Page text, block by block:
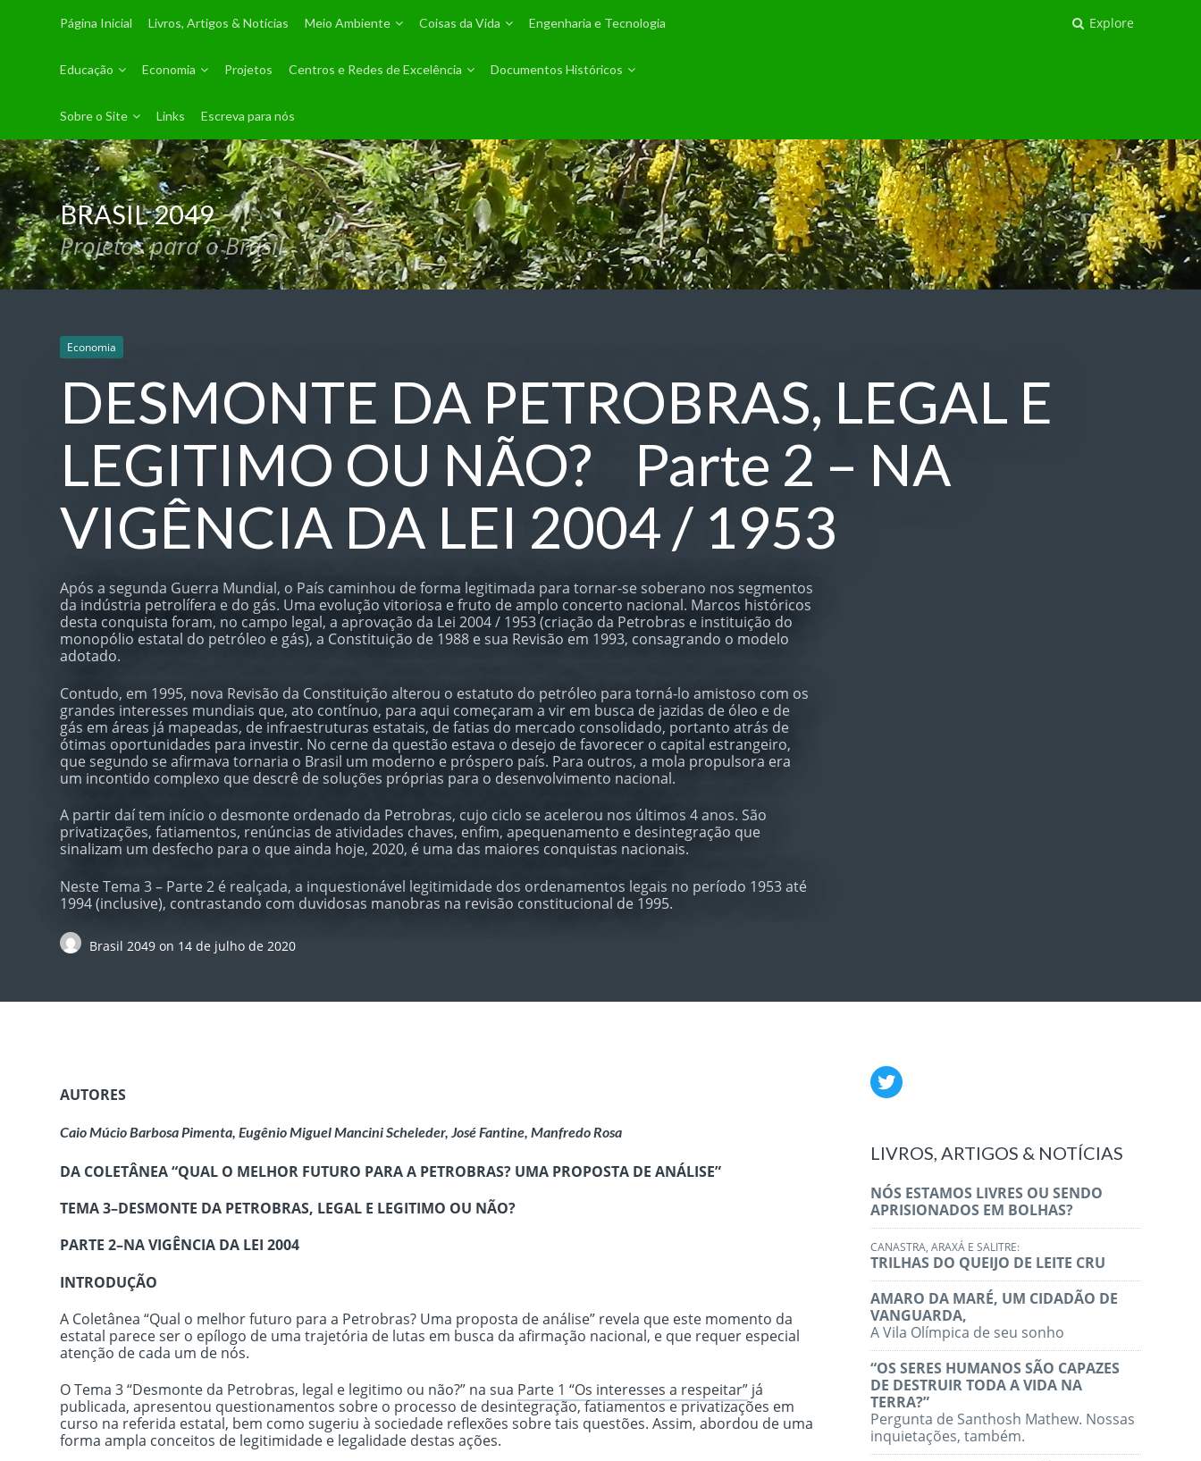
Página Inicial Livros, Artigos & Notícias Meio Ambiente Coisas da Vida Engenharia e Tecnologia
Educação Economia Projetos Centros e Redes de Excelência Documentos Históricos
Sobre o Site Links Escreva para nós
Explore
BRASIL 2049
Projetos para o Brasil
Economia
DESMONTE DA PETROBRAS, LEGAL E
LEGITIMO OU NÃO? Parte 2 – NA
VIGÊNCIA DA LEI 2004 / 1953
Após a segunda Guerra Mundial, o País caminhou de forma legitimada para tornar-se soberano nos segmentos
da indústria petrolífera e do gás. Uma evolução vitoriosa e fruto de amplo concerto nacional. Marcos históricos
desta conquista foram, no campo legal, a aprovação da Lei 2004 / 1953 (criação da Petrobras e instituição do
monopólio estatal do petróleo e gás), a Constituição de 1988 e sua Revisão em 1993, consagrando o modelo
adotado.
Contudo, em 1995, nova Revisão da Constituição alterou o estatuto do petróleo para torná-lo amistoso com os
grandes interesses mundiais que, ato contínuo, para aqui começaram a vir em busca de jazidas de óleo e de
gás em áreas já mapeadas, de infraestruturas estatais, de fatias do mercado consolidado, portanto atrás de
ótimas oportunidades para investir. No cerne da questão estava o desejo de favorecer o capital estrangeiro,
que segundo se afirmava tornaria o Brasil um moderno e próspero país. Para outros, a mola propulsora era
um incontido complexo que descrê de soluções próprias para o desenvolvimento nacional.
A partir daí tem início o desmonte ordenado da Petrobras, cujo ciclo se acelerou nos últimos 4 anos. São
privatizações, fatiamentos, renúncias de atividades chaves, enfim, apequenamento e desintegração que
sinalizam um desfecho para o que ainda hoje, 2020, é uma das maiores conquistas nacionais.
Neste Tema 3 – Parte 2 é realçada, a inquestionável legitimidade dos ordenamentos legais no período 1953 até
1994 (inclusive), contrastando com duvidosas manobras na revisão constitucional de 1995.
Brasil 2049on 14 de julho de 2020
AUTORES
Caio Múcio Barbosa Pimenta, Eugênio Miguel Mancini Scheleder, José Fantine, Manfredo Rosa
DA COLETÂNEA “QUAL O MELHOR FUTURO PARA A PETROBRAS? UMA PROPOSTA DE ANÁLISE”
TEMA 3–DESMONTE DA PETROBRAS, LEGAL E LEGITIMO OU NÃO?
PARTE 2–NA VIGÊNCIA DA LEI 2004
INTRODUÇÃO
A Coletânea “Qual o melhor futuro para a Petrobras? Uma proposta de análise” revela que este momento da
estatal parece ser o epílogo de uma trajetória de lutas em busca da afirmação nacional, e que requer especial
atenção de cada um de nós.
O Tema 3 “Desmonte da Petrobras, legal e legitimo ou não?” na sua Parte 1 “Os interesses a respeitar” já
publicada, apresentou questionamentos sobre o processo de desintegração, fatiamentos e privatizações em
curso na referida estatal, bem como sugeriu à sociedade reflexões sobre tais questões. Assim, abordou de uma
forma ampla conceitos de legitimidade e legalidade destas ações.
LIVROS, ARTIGOS & NOTÍCIAS
NÓS ESTAMOS LIVRES OU SENDO
APRISIONADOS EM BOLHAS?
CANASTRA, ARAXÁ E SALITRE:
TRILHAS DO QUEIJO DE LEITE CRU
AMARO DA MARÉ, UM CIDADÃO DE
VANGUARDA,
A Vila Olímpica de seu sonho
“OS SERES HUMANOS SÃO CAPAZES
DE DESTRUIR TODA A VIDA NA
TERRA?”
Pergunta de Santhosh Mathew. Nossas
inquietações, também.